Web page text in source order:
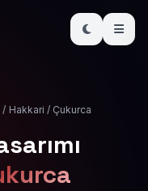
/ Hakkari / Çukurca